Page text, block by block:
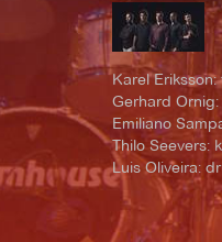
Karel
Gerhard
Emiliano
Thilo Seevers:
Luis Oliveira: